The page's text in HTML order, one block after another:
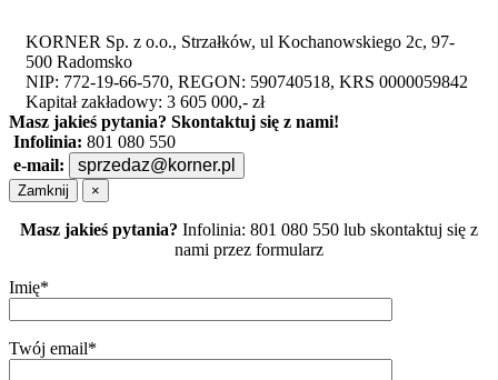
KORNER Sp. z o.o., Strzałków, ul Kochanowskiego 2c, 97-
500 Radomsko
NIP: 772-19-66-570, REGON: 590740518, KRS 0000059842
Kapitał zakładowy: 3 605 000,- zł
Masz jakieś pytania? Skontaktuj się z nami!
Infolinia: 801 080 550
e-mail:
sprzedaz@korner.pl
Zamknij ×
Masz jakieś pytania? Infolinia: 801 080 550 lub skontaktuj się z
nami przez formularz
Imię*
Twój email*